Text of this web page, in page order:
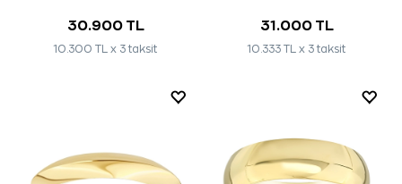
30.900 TL
10.300 TL x 3 taksit
31.000 TL
10.333 TL x 3 taksit